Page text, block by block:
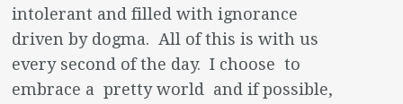
intolerant and filled with ignorance
driven by dogma. All of this is with us
every second of the day. I choose to
embrace a pretty world and if possible,